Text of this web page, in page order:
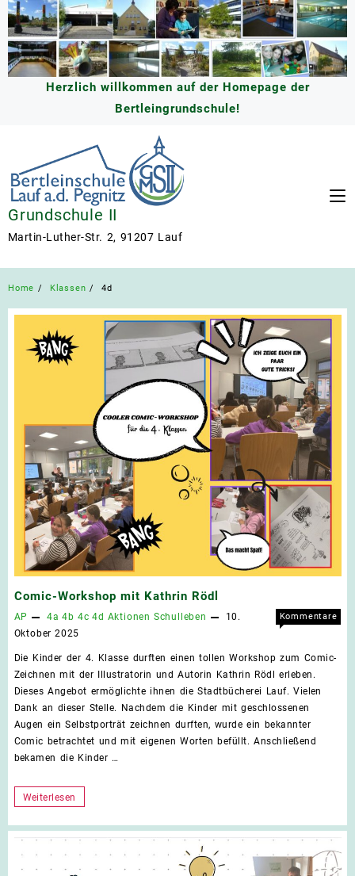
Skip
content
Herzlich willkommen auf der Homepage der
Bertleingrundschule!
Grundschule II
Martin-Luther-Str. 2, 91207 Lauf
Home Klassen 4d
Comic-Workshop mit Kathrin Rödl
AP 4a 4b 4c 4d Aktionen Schulleben
10.
Oktober 2025
Kommentare
Die Kinder der 4. Klasse durften einen tollen Workshop zum Comic-
Zeichnen mit der Illustratorin und Autorin Kathrin Rödl erleben.
Dieses Angebot ermöglichte ihnen die Stadtbücherei Lauf. Vielen
Dank an dieser Stelle. Nachdem die Kinder mit geschlossenen
Augen ein Selbstporträt zeichnen durften, wurde ein bekannter
Comic betrachtet und mit eigenen Worten befüllt. Anschließend
bekamen die Kinder …
Comic-
mit
Kathrin
Weiterlesen